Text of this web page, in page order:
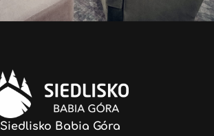
Siedlisko Babia Góra